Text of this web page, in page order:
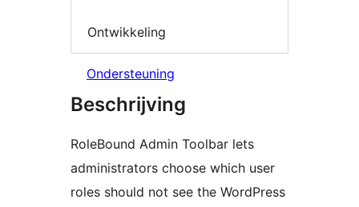
Ontwikkeling
Ondersteuning
Beschrijving
RoleBound Admin Toolbar lets
administrators choose which user
roles should not see the WordPress